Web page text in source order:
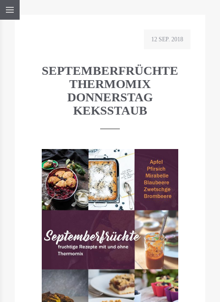
12 SEP. 2018
SEPTEMBERFRÜCHTE
THERMOMIX
DONNERSTAG
KEKSSTAUB